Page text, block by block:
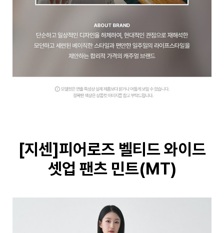
[지센]피어로즈 벨티드 와이드
셋업 팬츠 민트(MT)